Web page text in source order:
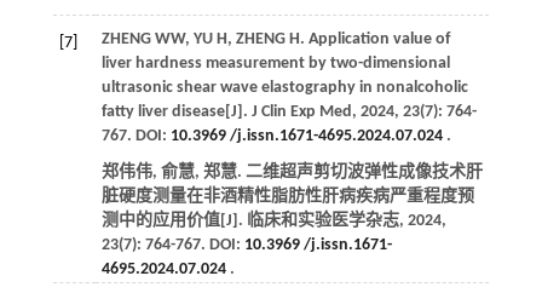
[7] ZHENG WW, YU H , ZHENG H . Application value of
liver hardness measurement by two-dimensional
ultrasonic shear wave elastography in nonalcoholic
fatty liver disease[J]. J Clin Exp Med , 2024, 23(7): 764-
767. DOI: 10.3969 /j.issn.1671-4695.2024.07.024.
郑伟伟, 俞慧, 郑慧. 二维超声剪切波弹性成像技术肝
脏硬度测量在非酒精性脂肪性肝病疾病严重程度预
测中的应用价值[J]. 临床和实验医学杂志, 2024,
23(7): 764-767. DOI: 10.3969 /j.issn.1671-
4695.2024.07.024.